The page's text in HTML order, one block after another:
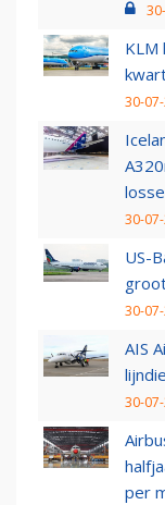
30-
30-
US-
30-
AIS
30-
per